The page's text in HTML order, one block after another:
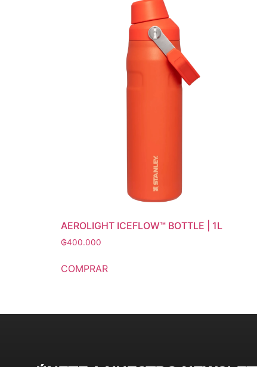
AEROLIGHT ICEFLOW™ BOTTLE | 1L
₲400.000
COMPRAR